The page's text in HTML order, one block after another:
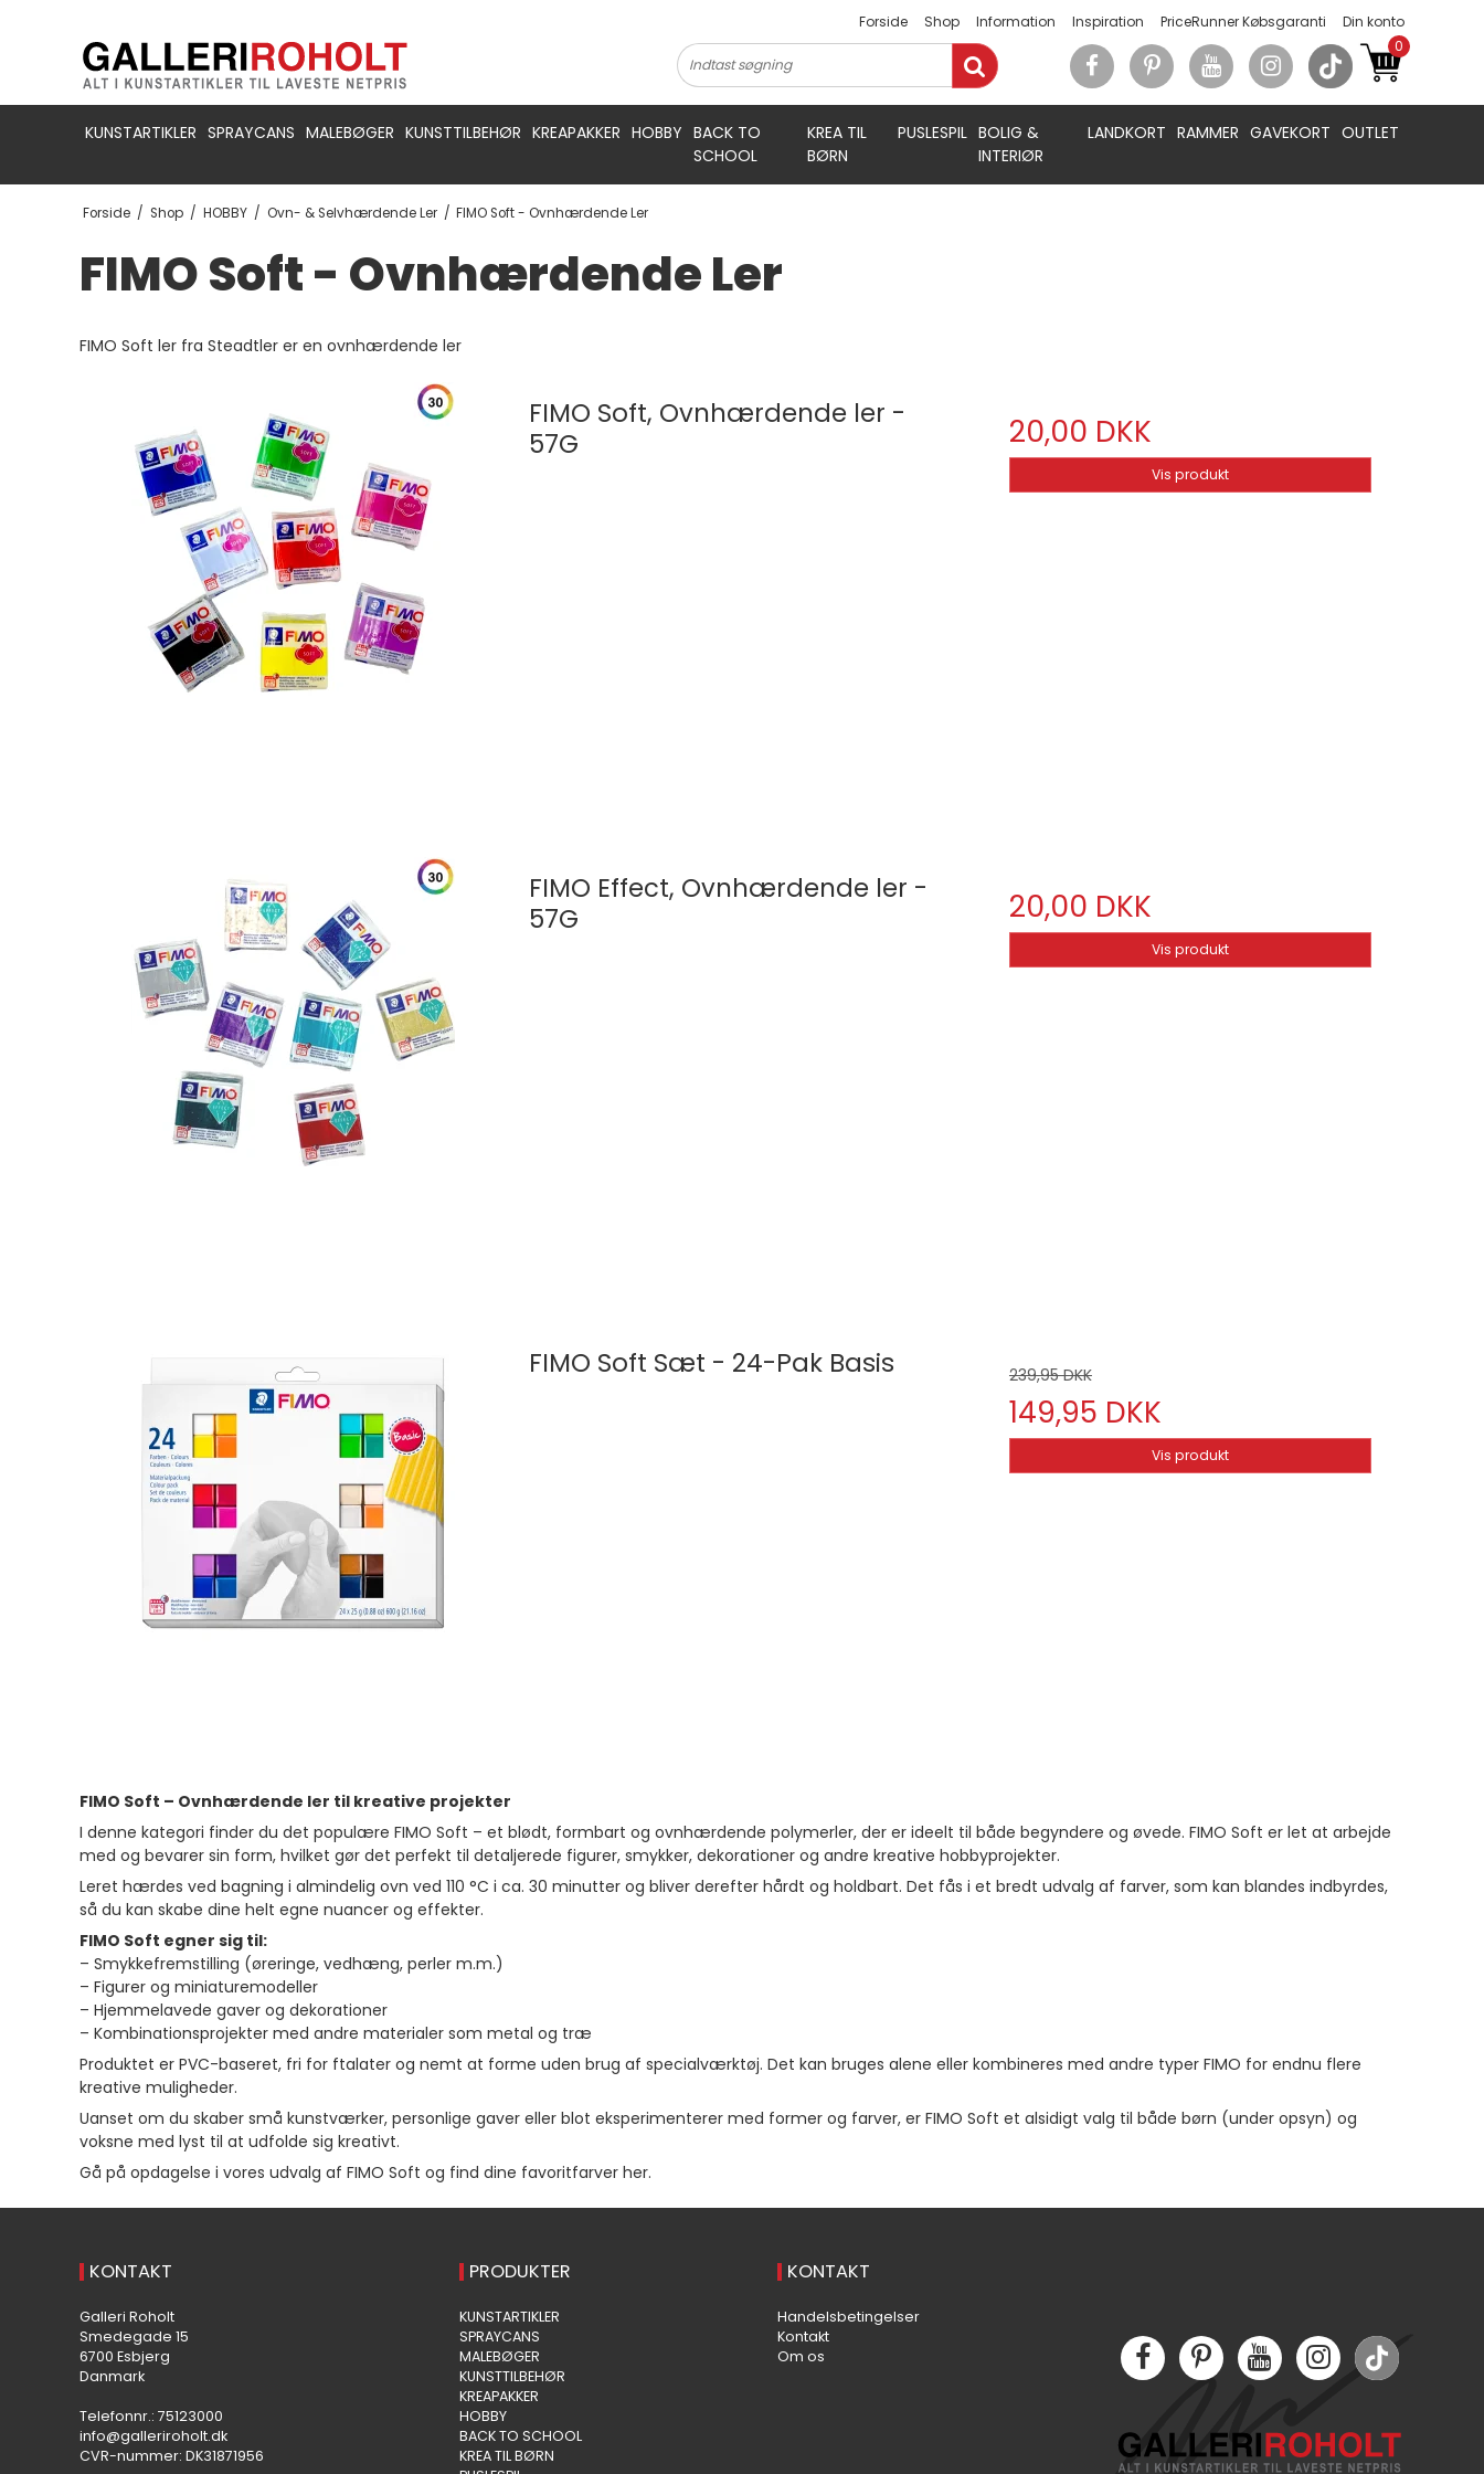
Forside Shop Information Inspiration PriceRunner Købsgaranti
Din konto
0
KUNSTARTIKLER SPRAYCANS MALEBØGER KUNSTTILBEHØR KREAPAKKER HOBBY BACK TO
SCHOOL
KREA TIL
BØRN
PUSLESPIL BOLIG &
INTERIØR
LANDKORT RAMMER GAVEKORT OUTLET
Forside / Shop / HOBBY / Ovn- & Selvhærdende Ler / FIMO Soft - Ovnhærdende Ler
FIMO Soft - Ovnhærdende Ler
FIMO Soft ler fra Steadtler er en ovnhærdende ler
FIMO Soft, Ovnhærdende ler -
57G
20,00 DKK
Vis produkt
FIMO Effect, Ovnhærdende ler -
57G
20,00 DKK
Vis produkt
FIMO Soft Sæt - 24-Pak Basis 239,95 DKK
149,95 DKK
Vis produkt
FIMO Soft – Ovnhærdende ler til kreative projekter
I denne kategori finder du det populære FIMO Soft – et blødt, formbart og ovnhærdende polymerler, der er ideelt til både begyndere og øvede. FIMO Soft er let at arbejde
med og bevarer sin form, hvilket gør det perfekt til detaljerede figurer, smykker, dekorationer og andre kreative hobbyprojekter.
Leret hærdes ved bagning i almindelig ovn ved 110 °C i ca. 30 minutter og bliver derefter hårdt og holdbart. Det fås i et bredt udvalg af farver, som kan blandes indbyrdes,
så du kan skabe dine helt egne nuancer og effekter.
FIMO Soft egner sig til:
– Smykkefremstilling (øreringe, vedhæng, perler m.m.)
– Figurer og miniaturemodeller
– Hjemmelavede gaver og dekorationer
– Kombinationsprojekter med andre materialer som metal og træ
Produktet er PVC-baseret, fri for ftalater og nemt at forme uden brug af specialværktøj. Det kan bruges alene eller kombineres med andre typer FIMO for endnu flere
kreative muligheder.
Uanset om du skaber små kunstværker, personlige gaver eller blot eksperimenterer med former og farver, er FIMO Soft et alsidigt valg til både børn (under opsyn) og
voksne med lyst til at udfolde sig kreativt.
Gå på opdagelse i vores udvalg af FIMO Soft og find dine favoritfarver her.
KONTAKT
Galleri Roholt
Smedegade 15
6700 Esbjerg
Danmark
Telefonnr.: 75123000
info@galleriroholt.dk
CVR-nummer: DK31871956
PRODUKTER
KUNSTARTIKLER
SPRAYCANS
MALEBØGER
KUNSTTILBEHØR
KREAPAKKER
HOBBY
BACK TO SCHOOL
KREA TIL BØRN
KONTAKT
Handelsbetingelser
Kontakt
Om os